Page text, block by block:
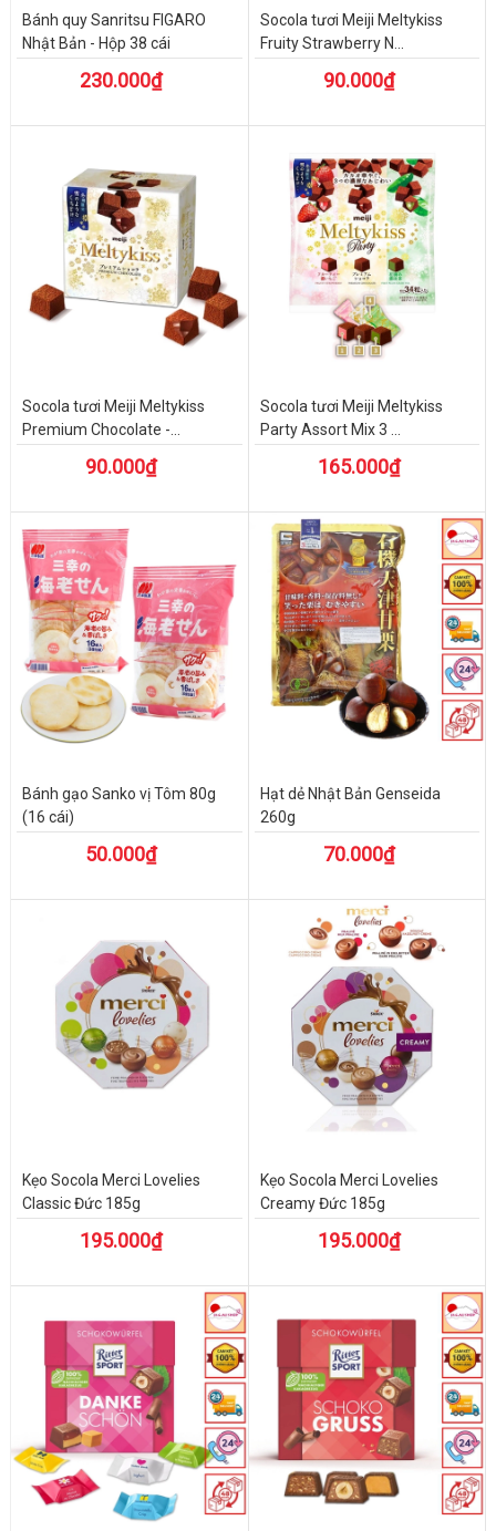
Bánh quy Sanritsu FIGARO
Nhật Bản - Hộp 38 cái
230.000₫
Socola tươi Meiji Meltykiss
Fruity Strawberry N...
90.000₫
Socola tươi Meiji Meltykiss
Premium Chocolate -...
90.000₫
Socola tươi Meiji Meltykiss
Party Assort Mix 3 ...
165.000₫
Bánh gạo Sanko vị Tôm 80g
(16 cái)
50.000₫
Hạt dẻ Nhật Bản Genseida
260g
70.000₫
Kẹo Socola Merci Lovelies
Classic Đức 185g
195.000₫
Kẹo Socola Merci Lovelies
Creamy Đức 185g
195.000₫